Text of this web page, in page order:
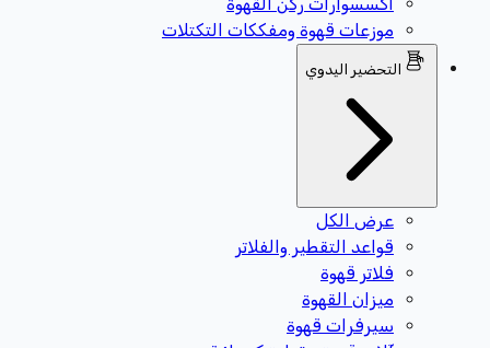
موزعات قهوة ومفككات التكتلات
التحضير اليدوي
عرض الكل
قواعد التقطير والفلاتر
فلاتر قهوة
ميزان القهوة
سيرفرات قهوة